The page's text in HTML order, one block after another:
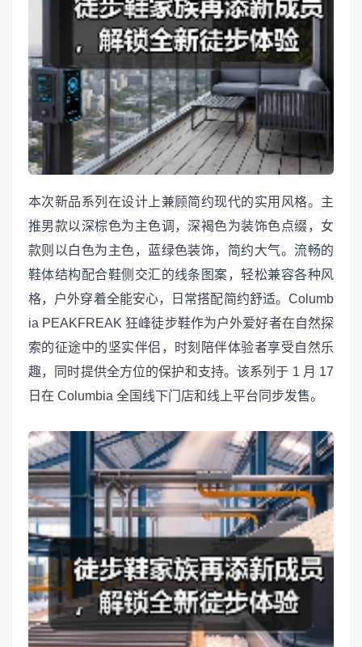
本次新品系列在设计上兼顾简约现代的实用风格。主
推男款以深棕色为主色调，深褐色为装饰色点缀，女
款则以白色为主色，蓝绿色装饰，简约大气。流畅的
鞋体结构配合鞋侧交汇的线条图案，轻松兼容各种风
格，户外穿着全能安心，日常搭配简约舒适。Columb
ia PEAKFREAK 狂峰徒步鞋作为户外爱好者在自然探
索的征途中的坚实伴侣，时刻陪伴体验者享受自然乐
趣，同时提供全方位的保护和支持。该系列于 1 月 17
日在 Columbia 全国线下门店和线上平台同步发售。